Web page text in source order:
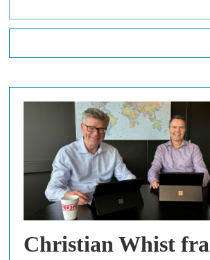
Christian Whist fra